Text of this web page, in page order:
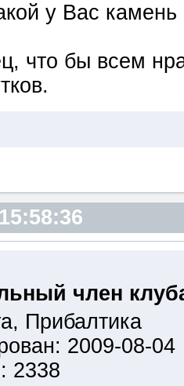
у Вас камень
что бы всем
член
Прибалтика
2009-08-04
2338